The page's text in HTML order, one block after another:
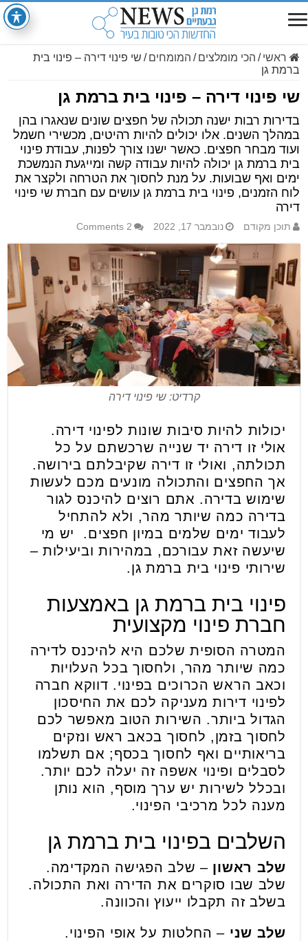
ראשי / הכי מומלצים / המומחים / שי פינוי דירה – פינוי בית
ברמת גן
שי פינוי דירה – פינוי בית ברמת גן
בדירות רבות ישנה תכולה של חפצים שונים שנאגרו בהן
במהלך השנים. אלו יכולים להיות רהיטים, מכשירי חשמל
ועוד מבחר חפצים. כאשר ישנו צורך לפנות, עבודת פינוי
בית ברמת גן יכולה להיות עבודה קשה ומייגעת הנמשכת
ימים ואף שבועות. על מנת לחסוך את הטרחה ולקצר את
לוח הזמנים, פינוי בית ברמת גן עושים עם חברת שי פינוי
דירה
תוכן מקודם נובמבר 17, 2022 2 Comments
קרדיט: שי פינוי דירה
יכולות להיות סיבות שונות לפינוי דירה.
אולי זו דירה יד שנייה שרכשתם על כל
תכולתה, ואולי זו דירה שקיבלתם בירושה.
אך החפצים והתכולה מונעים מכם לעשות
שימוש בדירה. אתם רוצים להיכנס לגור
בדירה כמה שיותר מהר, ולא להתחיל
לעבוד ימים שלמים במיון חפצים. יש מי
שיעשה זאת עבורכם, במהירות וביעילות –
שירותי פינוי בית ברמת גן.
פינוי בית ברמת גן באמצעות
חברת פינוי מקצועית
המטרה הסופית שלכם היא להיכנס לדירה
כמה שיותר מהר, ולחסוך בכל העלויות
וכאב הראש הכרוכים בפינוי. דווקא חברה
לפינוי דירות מעניקה לכם את החיסכון
הגדול ביותר. השירות הטוב מאפשר לכם
לחסוך בזמן, לחסוך בכאב ראש ונזקים
בריאותיים ואף לחסוך בכסף; אם תשלמו
לסבלים ופינוי אשפה זה יעלה לכם יותר.
ובכלל לשירות יש ערך מוסף, הוא נותן
מענה לכל מרכיבי הפינוי.
השלבים בפינוי בית ברמת גן
שלב ראשון – שלב הפגישה המקדימה.
שלב שבו סוקרים את הדירה ואת התכולה.
בשלב זה תקבלו ייעוץ והכוונה.
שלב שני – החלטות על אופי הפינוי.